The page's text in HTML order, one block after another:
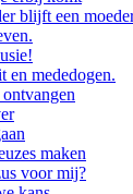
blijft een
en mededogen.
maken
voor mij?